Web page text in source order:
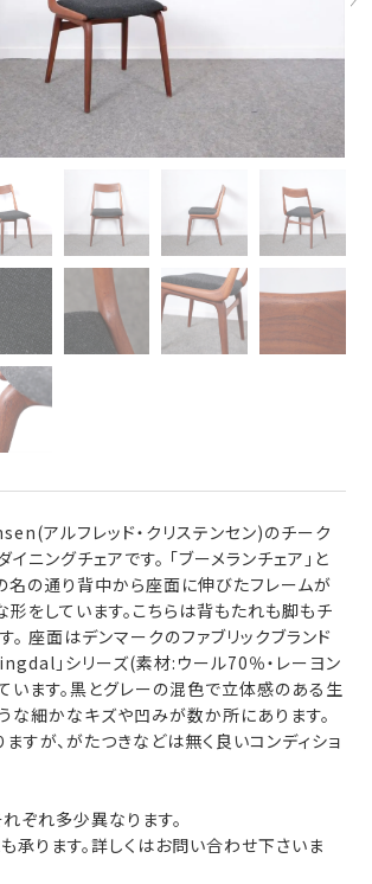
アルフレッド・クリステンセン)のチーク
ニングチェアです。 「ブーメランチェア」と
名の通り背中から座面に伸びたフレームが
形をしています。こちらは背もたれも脚もチ
。 座面はデンマークのファブリックブランド
」シリーズ(素材:ウール70％・レーヨン
います。黒とグレーの混色で立体感のある生
な細かなキズや凹みが数か所にあります。
すが、がたつきなどは無く良いコンディショ
ぞれ多少異なります。
承ります。詳しくはお問い合わせ下さいま